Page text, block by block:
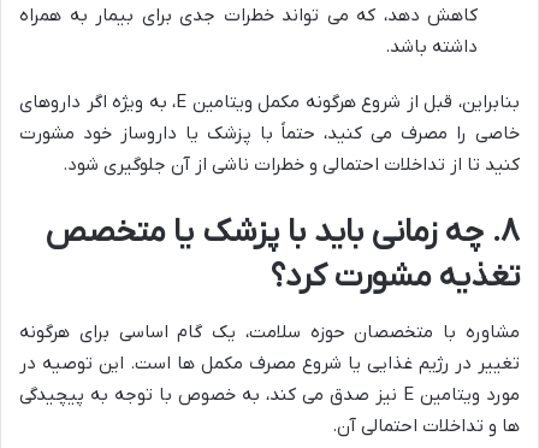
کاهش دهد، که می تواند خطرات جدی برای بیمار به همراه
داشته باشد.
بنابراین، قبل از شروع هرگونه مکمل ویتامین E، به ویژه اگر داروهای
خاصی را مصرف می کنید، حتماً با پزشک یا داروساز خود مشورت
کنید تا از تداخلات احتمالی و خطرات ناشی از آن جلوگیری شود.
۸. چه زمانی باید با پزشک یا متخصص
تغذیه مشورت کرد؟
مشاوره با متخصصان حوزه سلامت، یک گام اساسی برای هرگونه
تغییر در رژیم غذایی یا شروع مصرف مکمل ها است. این توصیه در
مورد ویتامین E نیز صدق می کند، به خصوص با توجه به پیچیدگی
ها و تداخلات احتمالی آن.